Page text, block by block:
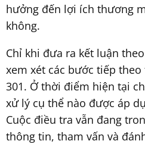
hưởng đến lợi ích thương
không.
Chỉ khi đưa ra kết luận
xem xét các bước tiếp
301. Ở thời điểm hiện tại
xử lý cụ thể nào được áp
Cuộc điều tra vẫn đang
thông tin, tham vấn và